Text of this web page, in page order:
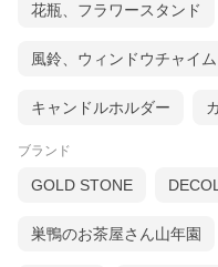
花瓶、フラワースタンド
風鈴、ウィンドウチャイム
キャンドルホルダー
ブランド
GOLD STONE
巣鴨のお茶屋さん山年園